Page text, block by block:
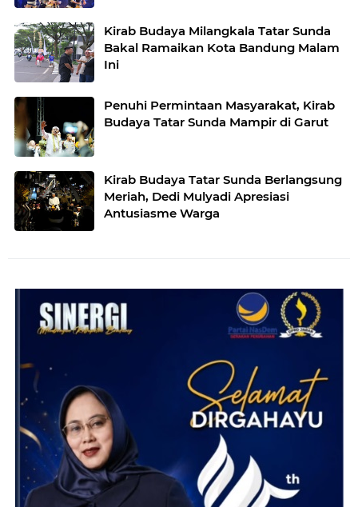
Kirab Budaya Milangkala Tatar Sunda
Bakal Ramaikan Kota Bandung Malam
Ini
Penuhi Permintaan Masyarakat, Kirab
Budaya Tatar Sunda Mampir di Garut
Kirab Budaya Tatar Sunda Berlangsung
Meriah, Dedi Mulyadi Apresiasi
Antusiasme Warga